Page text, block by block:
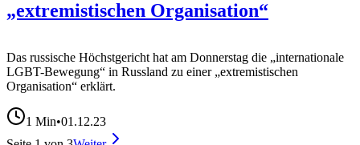
„extremistischen Organisation“
Das russische Höchstgericht hat am Donnerstag die „internationale
LGBT-Bewegung“ in Russland zu einer „extremistischen
Organisation“ erklärt.
1 Min•01.12.23